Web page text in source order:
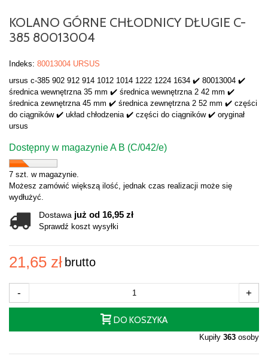
KOLANO GÓRNE CHŁODNICY DŁUGIE C-
385 80013004
Indeks: 80013004 URSUS
ursus c-385 902 912 914 1012 1014 1222 1224 1634 ✔️ 80013004 ✔️
średnica wewnętrzna 35 mm ✔️ średnica wewnętrzna 2 42 mm ✔️
średnica zewnętrzna 45 mm ✔️ średnica zewnętrzna 2 52 mm ✔️ części
do ciągników ✔️ układ chłodzenia ✔️ części do ciągników ✔️ oryginał
ursus
Dostępny w magazynie A B (C/042/e)
7 szt. w magazynie.
Możesz zamówić większą ilość, jednak czas realizacji może się
wydłużyć.
Dostawa już od 16,95 zł
Sprawdź koszt wysyłki
21,65 zł brutto
- +
DO KOSZYKA
Kupiły 363 osoby